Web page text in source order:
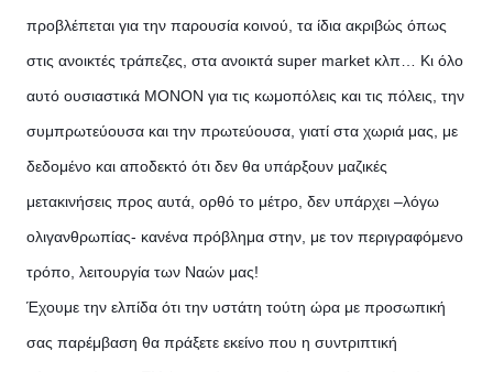
προβλέπεται για την παρουσία κοινού, τα ίδια ακριβώς όπως
στις ανοικτές τράπεζες, στα ανοικτά super market κλπ… Κι όλο
αυτό ουσιαστικά ΜΟΝΟΝ για τις κωμοπόλεις και τις πόλεις, την
συμπρωτεύουσα και την πρωτεύουσα, γιατί στα χωριά μας, με
δεδομένο και αποδεκτό ότι δεν θα υπάρξουν μαζικές
μετακινήσεις προς αυτά, ορθό το μέτρο, δεν υπάρχει –λόγω
ολιγανθρωπίας- κανένα πρόβλημα στην, με τον περιγραφόμενο
τρόπο, λειτουργία των Ναών μας!
Έχουμε την ελπίδα ότι την υστάτη τούτη ώρα με προσωπική
σας παρέμβαση θα πράξετε εκείνο που η συντριπτική